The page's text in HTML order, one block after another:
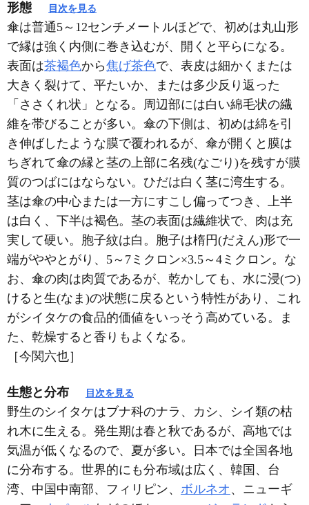
形態 目次を見る
傘は普通5～12センチメートルほどで、初めは丸山形
で縁は強く内側に巻き込むが、開くと平らになる。
表面は茶褐色から焦げ茶色で、表皮は細かくまたは
大きく裂けて、平たいか、または多少反り返った
「ささくれ状」となる。周辺部には白い綿毛状の繊
維を帯びることが多い。傘の下側は、初めは綿を引
き伸ばしたような膜で覆われるが、傘が開くと膜は
ちぎれて傘の縁と茎の上部に名残(なごり)を残すが膜
質のつばにはならない。ひだは白く茎に湾生する。
茎は傘の中心または一方にすこし偏ってつき、上半
は白く、下半は褐色。茎の表面は繊維状で、肉は充
実して硬い。胞子紋は白。胞子は楕円(だえん)形で一
端がややとがり、5～7ミクロン×3.5～4ミクロン。な
お、傘の肉は肉質であるが、乾かしても、水に浸(つ)
けると生(なま)の状態に戻るという特性があり、これ
がシイタケの食品的価値をいっそう高めている。ま
た、乾燥すると香りもよくなる。
［今関六也］
生態と分布 目次を見る
野生のシイタケはブナ科のナラ、カシ、シイ類の枯
れ木に生える。発生期は春と秋であるが、高地では
気温が低くなるので、夏が多い。日本では全国各地
に分布する。世界的にも分布域は広く、韓国、台
湾、中国中南部、フィリピン、 ボルネオ 、ニューギ